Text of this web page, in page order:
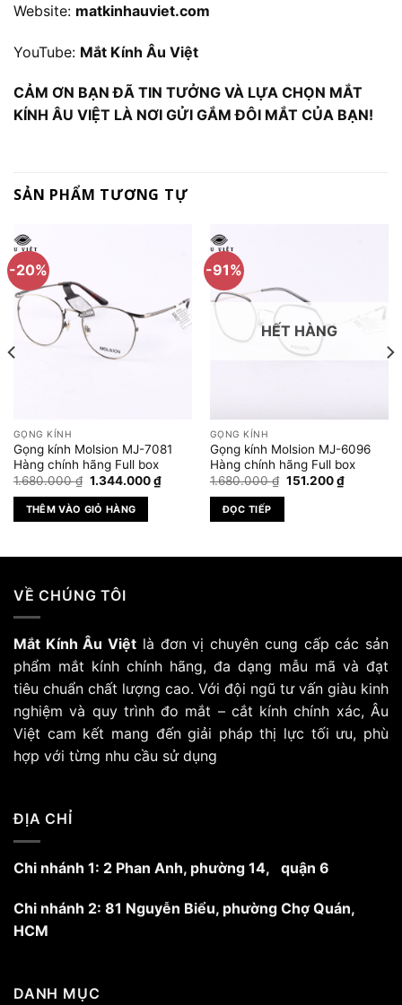
Website: matkinhauviet.com
YouTube: Mắt Kính Âu Việt
CẢM ƠN BẠN ĐÃ TIN TƯỞNG VÀ LỰA CHỌN MẮT
KÍNH ÂU VIỆT LÀ NƠI GỬI GẮM ĐÔI MẮT CỦA BẠN!
SẢN PHẨM TƯƠNG TỰ
-20%
GỌNG KÍNH
Gọng kính Molsion MJ-7081
Hàng chính hãng Full box
1.680.000₫ Giá
là:
1.680.000 ₫.
1.344.000₫Giá
hiện
1.344.000 ₫.
THÊM VÀO GIỎ HÀNG
-91%
HẾT HÀNG
GỌNG KÍNH
Gọng kính Molsion MJ-6096
Hàng chính hãng Full box
1.680.000₫ Giá
151.200₫Giá
hiện
ĐỌC TIẾP
₫.
VỀ CHÚNG TÔI
Mắt Kính Âu Việt là đơn vị chuyên cung cấp các sản
phẩm mắt kính chính hãng, đa dạng mẫu mã và đạt
tiêu chuẩn chất lượng cao. Với đội ngũ tư vấn giàu kinh
nghiệm và quy trình đo mắt – cắt kính chính xác, Âu
Việt cam kết mang đến giải pháp thị lực tối ưu, phù
hợp với từng nhu cầu sử dụng
ĐỊA CHỈ
Chi nhánh 1: 2 Phan Anh, phường 14, quận 6
Chi nhánh 2: 81 Nguyễn Biểu, phường Chợ Quán,
HCM
DANH MỤC